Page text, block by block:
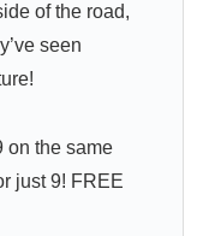
of the road,
seen
on the same
just 9! FREE